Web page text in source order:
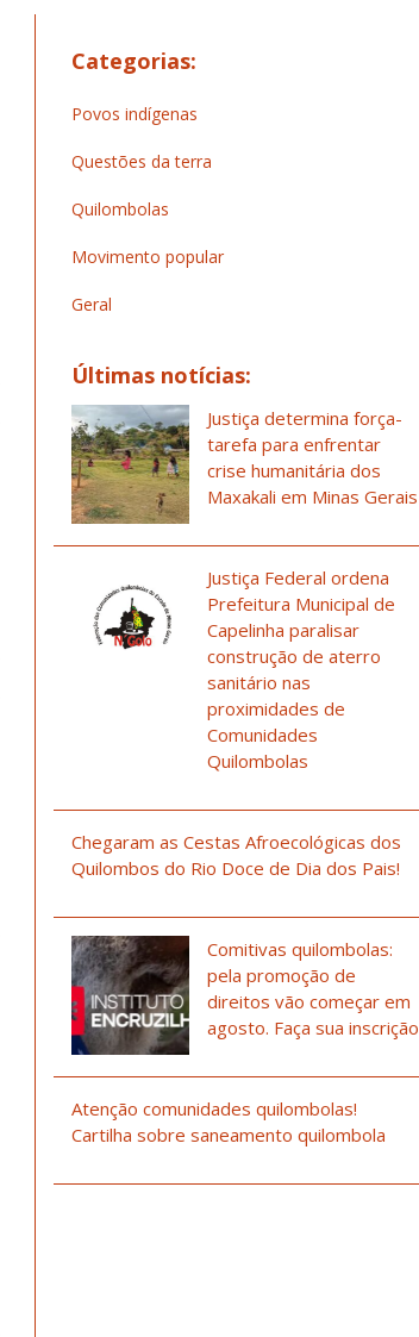
Categorias:
Povos indígenas
Questões da terra
Quilombolas
Movimento popular
Geral
Últimas notícias:
Justiça determina força-
tarefa para enfrentar
crise humanitária dos
Maxakali em Minas Gerais
Justiça Federal ordena
Prefeitura Municipal de
Capelinha paralisar
construção de aterro
sanitário nas
proximidades de
Comunidades
Quilombolas
Chegaram as Cestas Afroecológicas dos
Quilombos do Rio Doce de Dia dos Pais!
Comitivas quilombolas:
pela promoção de
direitos vão começar em
agosto. Faça sua inscrição
Atenção comunidades quilombolas!
Cartilha sobre saneamento quilombola